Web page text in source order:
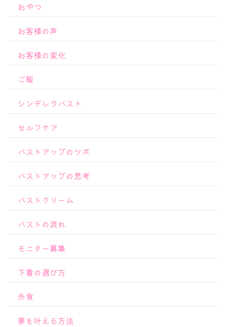
おやつ
お客様の声
お客様の変化
ご飯
シンデレラバスト
セルフケア
バストアップのツボ
バストアップの思考
バストクリーム
バストの流れ
モニター募集
下着の選び方
外食
夢を叶える方法